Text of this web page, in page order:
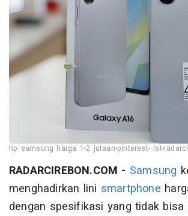
hp samsung harga 1-2 jutaan-pinterest- ist-
RADARCIREBON.COM - Samsung
menghadirkan lini smartphone
dengan spesifikasi yang tidak bisa